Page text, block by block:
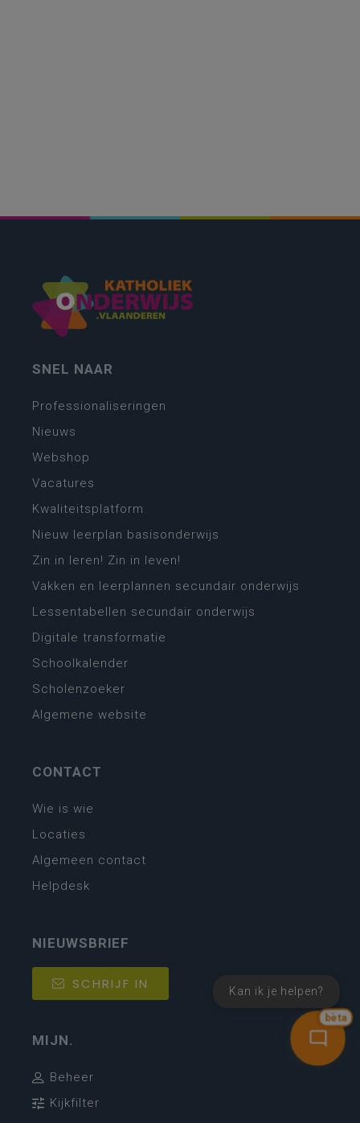
bèta
Kan ik je helpen?
SNEL NAAR
Professionaliseringen
Nieuws
Webshop
Vacatures
Kwaliteitsplatform
Nieuw leerplan basisonderwijs
Zin in leren! Zin in leven!
Vakken en leerplannen secundair onderwijs
Lessentabellen secundair onderwijs
Digitale transformatie
Schoolkalender
Scholenzoeker
Algemene website
CONTACT
Wie is wie
Locaties
Algemeen contact
Helpdesk
NIEUWSBRIEF
SCHRIJF IN
MIJN.
Beheer
Kijkfilter